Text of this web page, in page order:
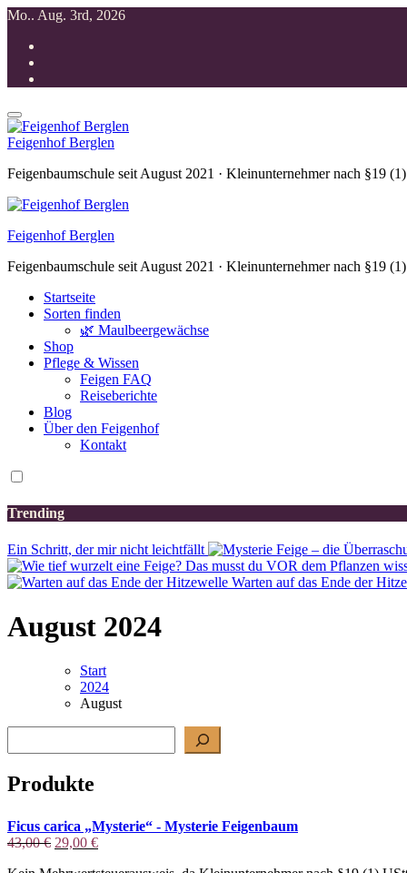
Zum
springen
Mo.. Aug. 3rd, 2026
Feigenhof Berglen
Feigenbaumschule seit August 2021 · Kleinunternehmer nach §19
Feigenhof Berglen
Feigenbaumschule seit August 2021 · Kleinunternehmer nach §19
Startseite
Sorten finden
🌿 Maulbeergewächse
Shop
Pflege & Wissen
Feigen FAQ
Reiseberichte
Blog
Über den Feigenhof
Kontakt
Trending
Ein Schritt, der mir nicht leichtfällt
Warten auf das Ende der
August 2024
Start
2024
August
Produkte
Ficus carica „Mysterie“ - Mysterie Feigenbaum
43,00€ Ursprünglicher
29,00 €Aktueller